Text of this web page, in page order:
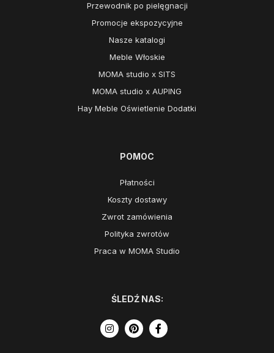
Przewodnik po pielęgnacji
Promocje ekspozycyjne
Nasze katalogi
Meble Włoskie
MOMA studio x SITS
MOMA studio x AUPING
Hay Meble Oświetlenie Dodatki
POMOC
Płatności
Koszty dostawy
Zwrot zamówienia
Polityka zwrotów
Praca w MOMA Studio
ŚLEDŹ NAS: